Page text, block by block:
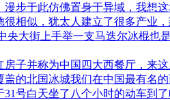
步于此仿佛置身于异域，我想
相似，犹太人建立了很多产业
大街上手举一支马迭尔冰棍也
子并称为中国四大西餐厅，来
的北国冰城我们在中国最有名
号白天坐了八个小时的动车到